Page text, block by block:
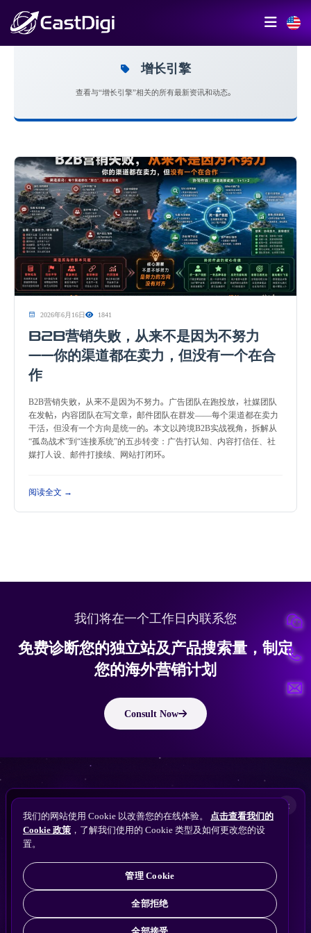
增长引擎
查看与“增长引擎”相关的所有最新资讯和动态。
2026年6月16日 1841
B2B营销失败，从来不是因为不努力
——你的渠道都在卖力，但没有一个在合
作
B2B营销失败，从来不是因为不努力。广告团队在跑投放，社媒团队
在发帖，内容团队在写文章，邮件团队在群发——每个渠道都在卖力
干活，但没有一个方向是统一的。本文以跨境B2B实战视角，拆解从
“孤岛战术”到“连接系统”的五步转变：广告打认知、内容打信任、社
媒打人设、邮件打接续、网站打闭环。
阅读全文 →
我们将在一个工作日内联系您
免费诊断您的独立站及产品搜索量，制定
您的海外营销计划
Consult Now
版权所有 © 2010 ~ 2026 隽永东方/EastDigi--专注企业海外业务增长
备案号：苏ICP备14005285号-11
我们的网站使用 Cookie 以改善您的在线体验。 点击查看我们的
Cookie 政策 ，了解我们使用的 Cookie 类型及如何更改您的设
置。
管理 Cookie
全部拒绝
×
Perplexity
Gemini
ChatGPT
搜索找到您的独立站？
免费获取隽永东方 SEO / AEO / GEO 独立站可见